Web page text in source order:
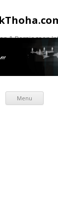
& Perniagaan
Menu
Skip